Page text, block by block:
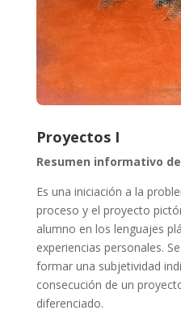
Proyectos I
Resumen informativo
Es una iniciación a la
proceso y el proyecto
alumno en los lenguajes
experiencias personales.
formar una subjetividad
consecución de un
diferenciado.